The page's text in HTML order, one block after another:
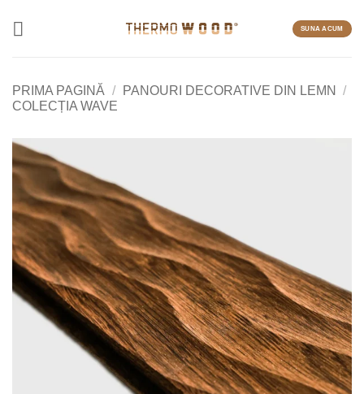
SUNA ACUM
PRIMA PAGINĂ / PANOURI DECORATIVE DIN LEMN
/
COLECȚIA WAVE